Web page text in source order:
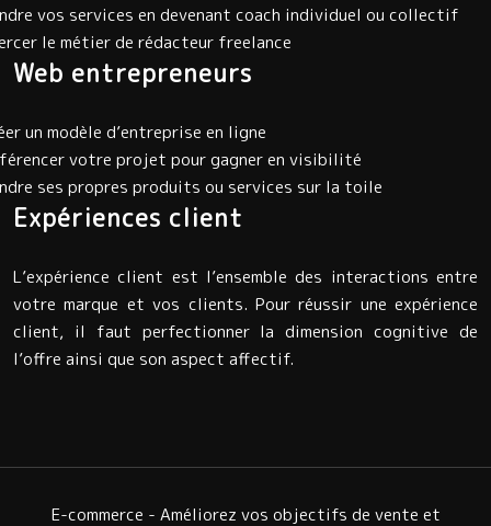
vos services en devenant coach individuel ou collectif
le métier de rédacteur freelance
Web entrepreneurs
un modèle d’entreprise en ligne
votre projet pour gagner en visibilité
ses propres produits ou services sur la toile
Expériences client
L’expérience client est l’ensemble des interactions entre
votre marque et vos clients. Pour réussir une expérience
client, il faut perfectionner la dimension cognitive de
l’offre ainsi que son aspect affectif.
E-commerce - Améliorez vos objectifs de vente et